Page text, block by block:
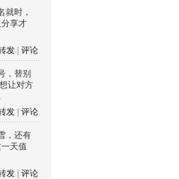
就时，
享才
发
评论
，替别
让对方
发
评论
，还有
天值
发
评论